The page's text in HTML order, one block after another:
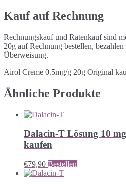
Kauf auf Rechnung
Rechnungskauf und Ratenkauf sind
20g auf Rechnung bestellen,
Überweisung.
Airol Creme 0.5mg/g 20g Original
Ähnliche Produkte
Dalacin-T Lösung 10
kaufen
€79,90 Bestellen